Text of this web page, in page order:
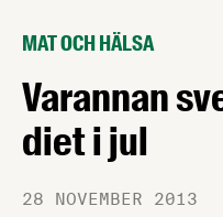
MAT OCH HÄLSA
Varannan
diet i jul
28 NOVEMBER 2013